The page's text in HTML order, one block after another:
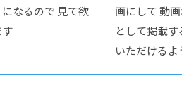
なるので 見て欲
画にして 動
として掲載
いただける